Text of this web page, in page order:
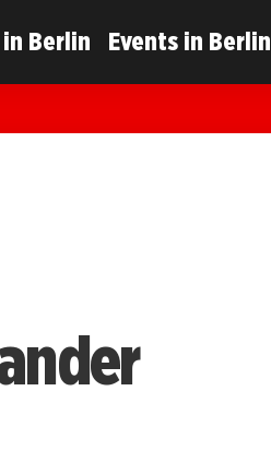
Berlin Events in Berlin